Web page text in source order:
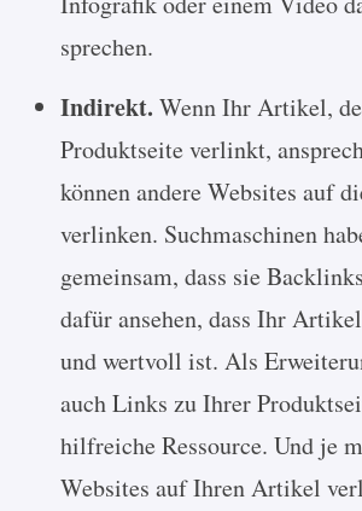
sprechen.
Indirekt. Wenn Ihr Artikel,
Produktseite verlinkt,
können andere Websites auf
verlinken. Suchmaschinen
gemeinsam, dass sie
dafür ansehen, dass Ihr
und wertvoll ist. Als
auch Links zu Ihrer
hilfreiche Ressource. Und je
Websites auf Ihren Artikel